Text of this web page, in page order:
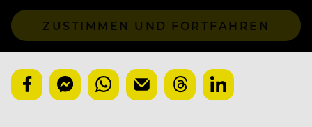
ZUSTIMMEN UND FORTFAHREN